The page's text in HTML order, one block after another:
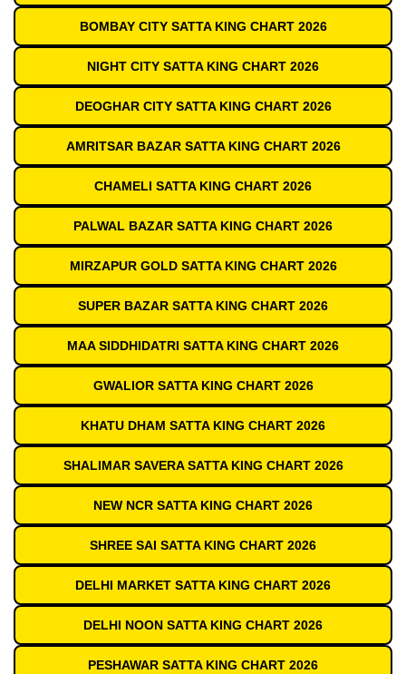
BOMBAY CITY SATTA KING CHART 2026
NIGHT CITY SATTA KING CHART 2026
DEOGHAR CITY SATTA KING CHART 2026
AMRITSAR BAZAR SATTA KING CHART 2026
CHAMELI SATTA KING CHART 2026
PALWAL BAZAR SATTA KING CHART 2026
MIRZAPUR GOLD SATTA KING CHART 2026
SUPER BAZAR SATTA KING CHART 2026
MAA SIDDHIDATRI SATTA KING CHART 2026
GWALIOR SATTA KING CHART 2026
KHATU DHAM SATTA KING CHART 2026
SHALIMAR SAVERA SATTA KING CHART 2026
NEW NCR SATTA KING CHART 2026
SHREE SAI SATTA KING CHART 2026
DELHI MARKET SATTA KING CHART 2026
DELHI NOON SATTA KING CHART 2026
PESHAWAR SATTA KING CHART 2026